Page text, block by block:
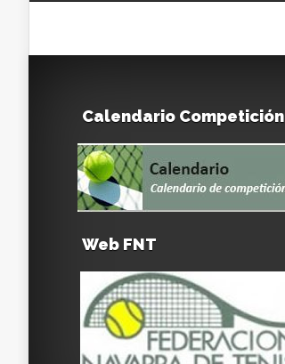
Calendario Competición
Web FNT